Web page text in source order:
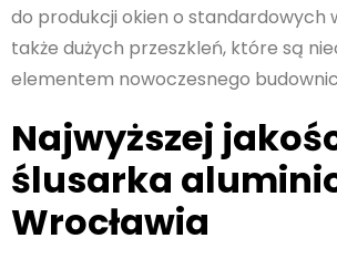
do produkcji okien o standardowych
także dużych przeszkleń, które są
elementem nowoczesnego
Najwyższej
ślusarka
Wrocławia